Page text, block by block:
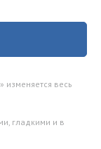
изменяется весь
гладкими и в